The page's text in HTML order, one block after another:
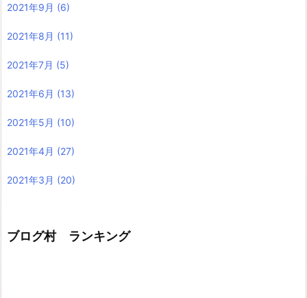
2021年9月 (6)
2021年8月 (11)
2021年7月 (5)
2021年6月 (13)
2021年5月 (10)
2021年4月 (27)
2021年3月 (20)
ブログ村 ランキング